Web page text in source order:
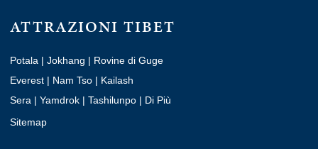
ATTRAZIONI TIBET
Potala | Jokhang | Rovine di Guge
Everest | Nam Tso | Kailash
Sera | Yamdrok | Tashilunpo | Di Più
Sitemap